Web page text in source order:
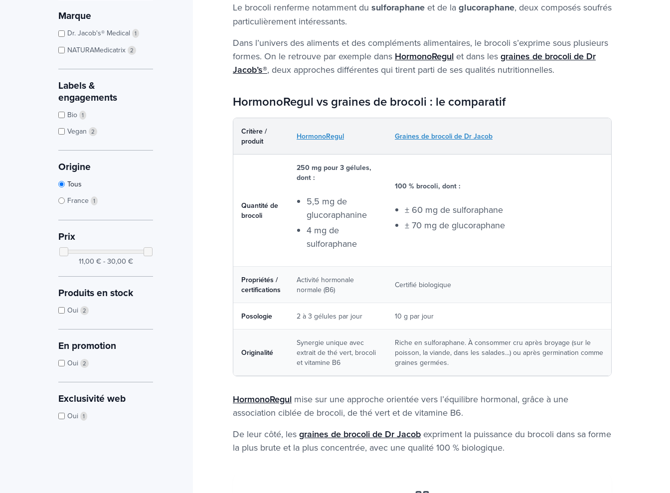
Marque
Dr. Jacob's® Medical 1
NATURAMedicatrix 2
Labels &
engagements
Bio 1
Vegan 2
Origine
Tous
France 1
Prix
11,00 € - 30,00 €
Produits en stock
Oui 2
En promotion
Oui 2
Exclusivité web
Oui 1
Le brocoli renferme notamment du sulforaphane et de la glucoraphane, deux composés soufrés
particulièrement intéressants.
Dans l’univers des aliments et des compléments alimentaires, le brocoli s’exprime sous plusieurs
formes. On le retrouve par exemple dans HormonoRegul et dans les graines de brocoli de Dr
Jacob’s®, deux approches différentes qui tirent parti de ses qualités nutritionnelles.
HormonoRegul vs graines de brocoli : le comparatif
Critère /
produit
HormonoRegul Graines de brocoli de Dr Jacob
Quantité de
brocoli
250 mg pour 3 gélules,
dont :
5,5 mg de
glucoraphanine
4 mg de
sulforaphane
100 % brocoli, dont :
± 60 mg de sulforaphane
± 70 mg de glucoraphane
Propriétés /
certifications
Activité hormonale
normale (B6)
Certifié biologique
Posologie 2 à 3 gélules par jour 10 g par jour
Originalité
Synergie unique avec
extrait de thé vert, brocoli
et vitamine B6
Riche en sulforaphane. À consommer cru après broyage (sur le
poisson, la viande, dans les salades...) ou après germination comme
graines germées.
HormonoRegul mise sur une approche orientée vers l’équilibre hormonal, grâce à une
association ciblée de brocoli, de thé vert et de vitamine B6.
De leur côté, les graines de brocoli de Dr Jacob expriment la puissance du brocoli dans sa forme
la plus brute et la plus concentrée, avec une qualité 100 % biologique.